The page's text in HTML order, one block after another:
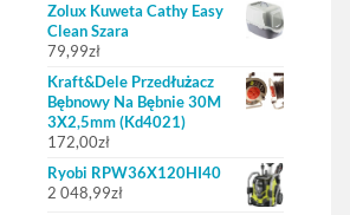
Zolux Kuweta Cathy Easy
Clean Szara
79,99zł
Kraft&Dele Przedłużacz
Bębnowy Na Bębnie 30M
3X2,5mm (Kd4021)
172,00zł
Ryobi RPW36X120HI40
2 048,99zł